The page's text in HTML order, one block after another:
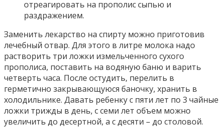
отреагировать на прополис сыпью и
раздражением.
Заменить лекарство на спирту можно приготовив
лечебный отвар. Для этого в литре молока надо
растворить три ложки измельченного сухого
прополиса, поставить на водяную баню и варить
четверть часа. После остудить, перелить в
герметично закрывающуюся баночку, хранить в
холодильнике. Давать ребенку с пяти лет по 3 чайные
ложки трижды в день, с семи лет объем можно
увеличить до десертной, а с десяти – до столовой.